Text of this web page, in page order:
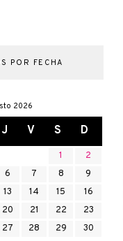
POR FECHA
2026
J V S D
1
2
6 7 8
9
13 14 15
16
20 21 22
23
27 28 29
30